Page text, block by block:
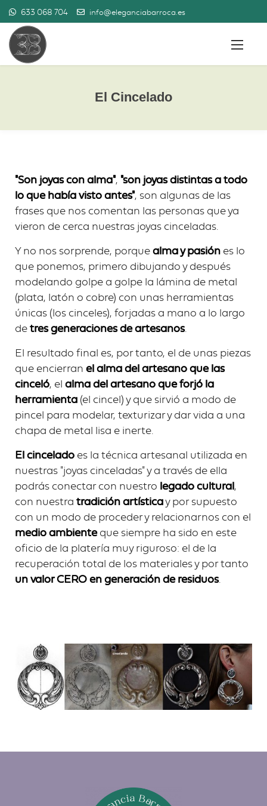
633 068 704 info@eleganciabarroca.es
El Cincelado
"Son joyas con alma", "son joyas distintas a todo
lo que había visto antes", son algunas de las
frases que nos comentan las personas que ya
vieron de cerca nuestras joyas cinceladas.
Y no nos sorprende, porquealma y pasiónes lo
que ponemos, primero dibujando y después
modelando golpe a golpe la lámina de metal
(plata, latón o cobre) con unas herramientas
únicas (los cinceles), forjadas a mano a lo largo
detres generaciones de artesanos.
El resultado final es, por tanto, el de unas piezas
que encierranel alma del artesano que las
cinceló, elalma del artesano que forjó la
herramienta(el cincel) y que sirvió a modo de
pincel para modelar, texturizar y dar vida a una
chapa de metal lisa e inerte.
El cinceladoes la técnica artesanal utilizada en
nuestras "joyas cinceladas" y a través de ella
podrás conectar con nuestro legado cultural,
con nuestratradición artísticay por supuesto
con un modo de proceder y relacionarnos con el
medio ambienteque siempre ha sido en este
oficio de la platería muy riguroso: el de la
recuperación total de los materiales y por tanto
un valor CERO en generación de residuos.